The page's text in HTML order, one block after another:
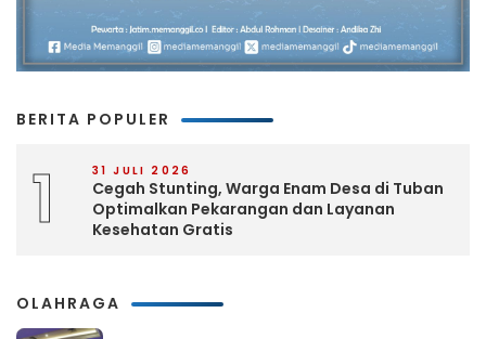
BERITA POPULER
1 31 JULI 2026
Cegah Stunting, Warga Enam Desa di Tuban
Optimalkan Pekarangan dan Layanan
Kesehatan Gratis
OLAHRAGA